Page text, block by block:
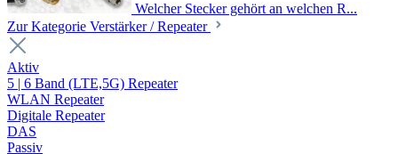
Welcher Stecker gehört an welchen R...
Zur Kategorie Verstärker / Repeater
Aktiv
5 | 6 Band (LTE,5G) Repeater
WLAN Repeater
Digitale Repeater
DAS
Passiv